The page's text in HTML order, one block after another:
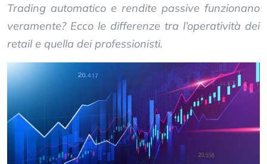
Trading automatico e rendite passive funzionano
veramente? Ecco le differenze tra l’operatività dei
retail e quella dei professionisti.